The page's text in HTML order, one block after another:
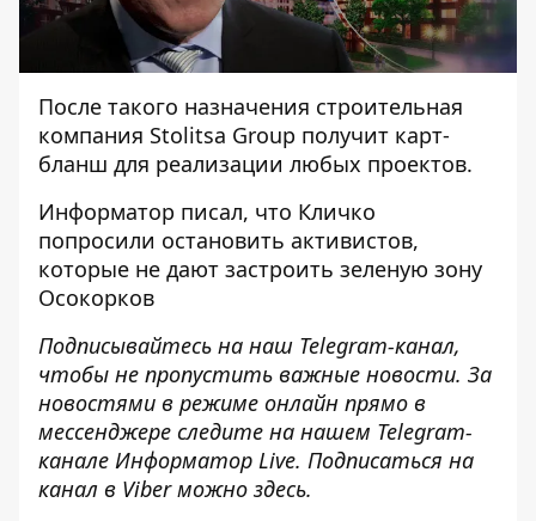
После такого назначения строительная
компания Stolitsa Group получит карт-
бланш для реализации любых проектов.
Информатор писал, что Кличко
попросили остановить активистов,
которые не дают застроить зеленую зону
Осокорков
Подписывайтесь на наш Telegram-канал,
чтобы не пропустить важные новости. За
новостями в режиме онлайн прямо в
мессенджере следите на нашем Telegram-
канале Информатор Live. Подписаться на
канал в Viber можно здесь.